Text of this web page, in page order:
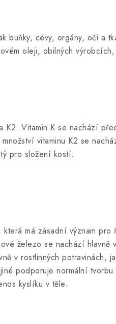
buňky, cévy, orgány, oči a
oleji, obilných
K2. Vitamin K se nachází
vitaminu K2 se
pro složení kostí.
má zásadní význam
železo se nachází
v rostlinných potravinách,
podporuje normální
kyslíku v těle.